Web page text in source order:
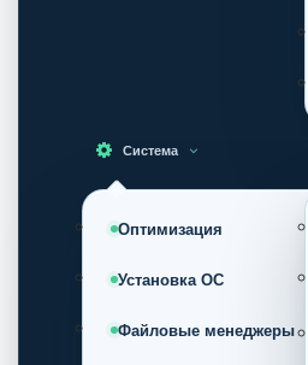
Система
Оптимизация
Установка ОС
Файловые менеджеры